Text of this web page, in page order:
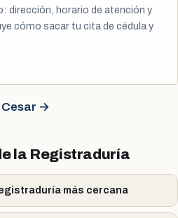
dirección, horario de atención y
cómo sacar tu cita de cédula y
Cesar →
la Registraduría
más cercana